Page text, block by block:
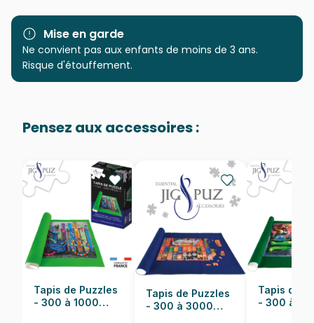
Marque Bluebird Puzzle
Catégorie
Puzzles - Magasins et
EAN 3663384911859
Nombre de pièces 1000 pièces
Dimensions 69 x 48 cm
Mise en garde
Ne convient pas aux enfants de moins de 3 ans.
Risque d'étouffement.
Pensez aux accessoires :
Tapis de Puzzles
- 300 à 1000
Tapis de Puzzles
- 300 à 3000
Tapis de
- 300 à